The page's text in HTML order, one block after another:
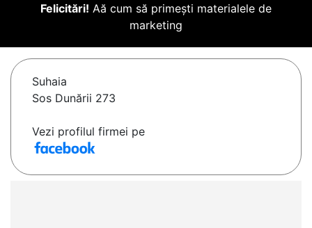
Felicitări! Aă cum să primești materialele de
marketing
Suhaia
Sos Dunării 273
Vezi profilul firmei pe